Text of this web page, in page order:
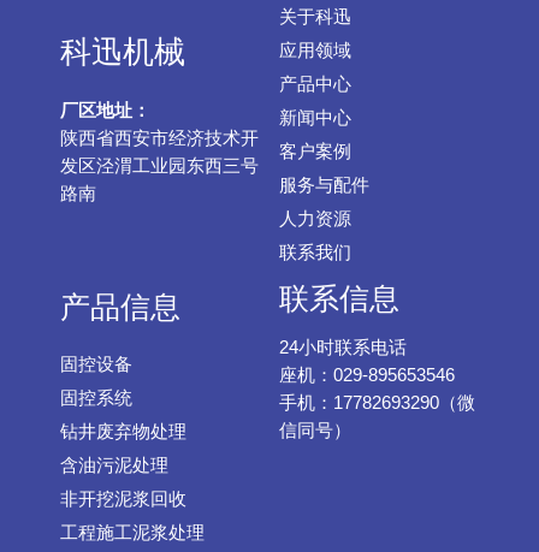
科迅机械
厂区地址：
陕西省西安市经济技术开
发区泾渭工业园东西三号
路南
关于科迅
应用领域
产品中心
新闻中心
客户案例
服务与配件
人力资源
联系我们
产品信息
固控设备
固控系统
钻井废弃物处理
含油污泥处理
非开挖泥浆回收
工程施工泥浆处理
联系信息
24小时联系电话
座机：029-895653546
手机：17782693290（微
信同号）